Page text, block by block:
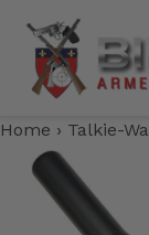
contenu
Home › Talkie-